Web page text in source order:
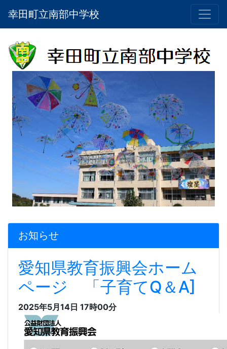
幸田町立南部中学校
お知らせ
愛知県教育振興会ホーム
ページ 「子育てQ＆A]
2025年5月14日 17時00分